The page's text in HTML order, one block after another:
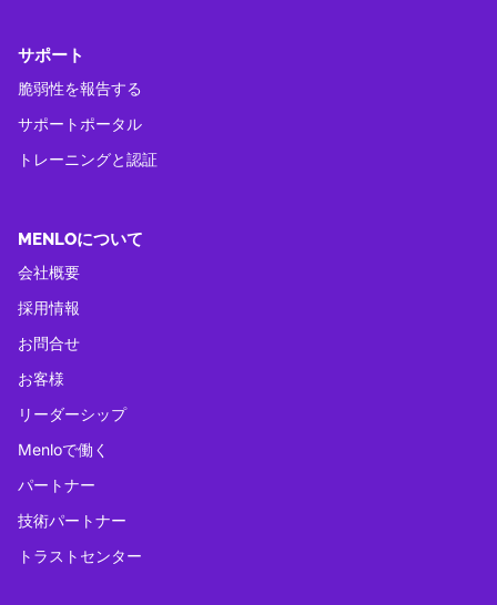
サポート
脆弱性を報告する
サポートポータル
トレーニングと認証
MENLOについて
会社概要
採用情報
お問合せ
お客様
リーダーシップ
Menloで働く
パートナー
技術パートナー
トラストセンター